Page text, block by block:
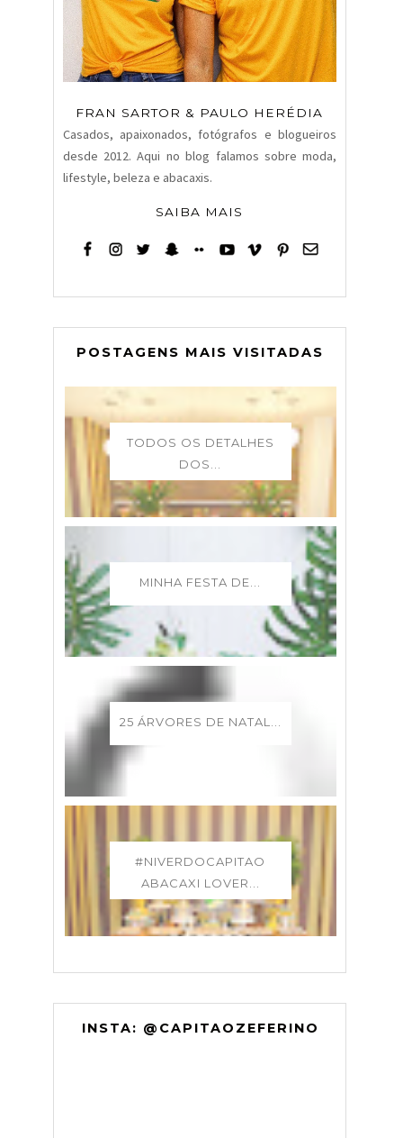
FRAN SARTOR & PAULO HERÉDIA
Casados, apaixonados, fotógrafos e blogueiros
desde 2012. Aqui no blog falamos sobre moda,
lifestyle, beleza e abacaxis.
SAIBA MAIS
POSTAGENS MAIS VISITADAS
TODOS OS DETALHES
DOS...
MINHA FESTA DE...
25 ÁRVORES DE NATAL...
#NIVERDOCAPITAO
ABACAXI LOVER...
INSTA: @CAPITAOZEFERINO